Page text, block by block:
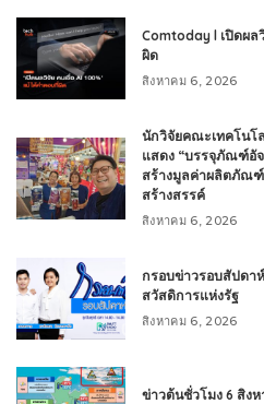
Comtoday l เปิดผล
ผิด
สิงหาคม 6, 2026
นักวิจัยคณะเทคโนโ
แสดง “บรรจุภัณฑ์อั
สร้างมูลค่าผลิตภัณฑ์
สร้างสรรค์
สิงหาคม 6, 2026
กรอบข่าวรอบสัปดา
สวัสดิการแห่งรัฐ
สิงหาคม 6, 2026
ข่าวต้นชั่วโมง 6 สิงห